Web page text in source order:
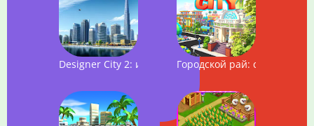
Designer City 2: игра, где нужно построить город
Городской рай: симулятор